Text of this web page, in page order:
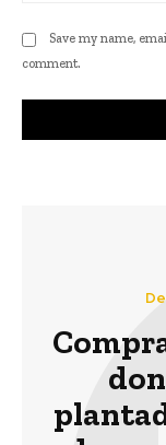
Save my name,
comment.